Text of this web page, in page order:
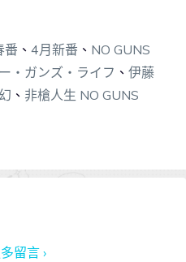
番 、 4月新番 、 NO GUNS
・ガンズ・ライフ 、 伊藤
、 非槍人生 NO GUNS
留言 ›